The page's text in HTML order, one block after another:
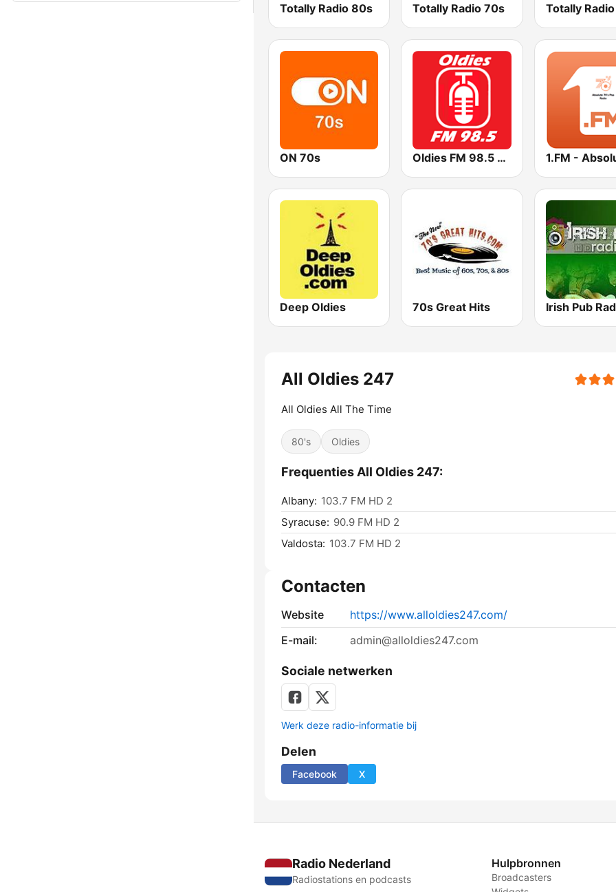
Totally Radio 80s Totally Radio 70s Totally
ON 70s Oldies FM 98.5 Stereo
Deep Oldies 70s Great Hits Irish Pub
All Oldies 247
All Oldies All The Time
80's Oldies
Frequenties All Oldies 247:
Albany: 103.7 FM HD 2
Syracuse: 90.9 FM HD 2
Valdosta: 103.7 FM HD 2
Contacten
Website
https://www.alloldies247.com/
E-mail:
admin@alloldies247.com
Sociale netwerken
Werk deze radio-informatie bij
Delen
Facebook X
Radio Nederland
Radiostations en podcasts
Hulpbronnen
Broadcasters